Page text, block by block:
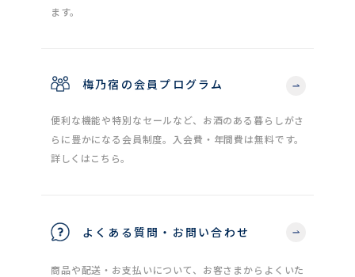
ます。
梅乃宿の会員プログラム
便利な機能や特別なセールなど、お酒のある暮らしがさ
らに豊かになる会員制度。入会費・年間費は無料です。
詳しくはこちら。
よくある質問・お問い合わせ
商品や配送・お支払いについて、お客さまからよくいた